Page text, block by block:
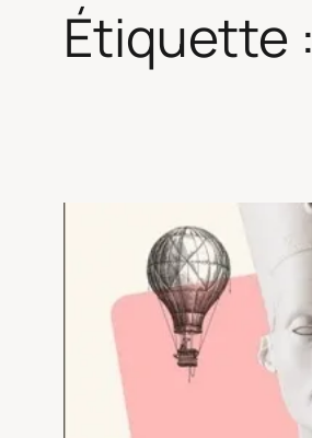
Étiquette :